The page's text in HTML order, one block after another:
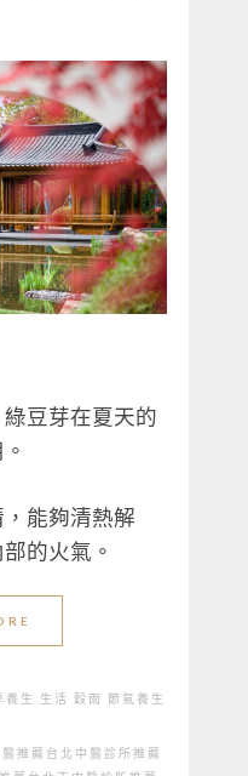
豆芽在夏天的
能夠清熱解
的火氣。
養生 生活 穀雨 節氣養生
推薦 台北中醫診所推薦